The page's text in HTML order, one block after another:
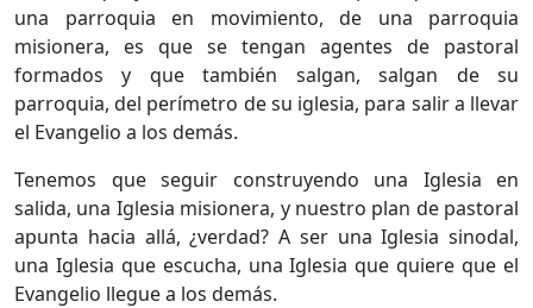
una parroquia en movimiento, de una parroquia
misionera, es que se tengan agentes de pastoral
formados y que también salgan, salgan de su
parroquia, del perímetro de su iglesia, para salir a llevar
el Evangelio a los demás.
Tenemos que seguir construyendo una Iglesia en
salida, una Iglesia misionera, y nuestro plan de pastoral
apunta hacia allá, ¿verdad? A ser una Iglesia sinodal,
una Iglesia que escucha, una Iglesia que quiere que el
Evangelio llegue a los demás.